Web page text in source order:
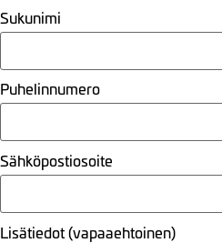
Sukunimi
Puhelinnumero
Sähköpostiosoite
Lisätiedot (vapaaehtoinen)